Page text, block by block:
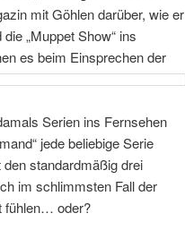
mit Göhlen darüber, wie er
„Muppet Show“ ins
es beim Einsprechen der
Serien ins Fernsehen
jede beliebige Serie
standardmäßig drei
im schlimmsten Fall der
fühlen… oder?